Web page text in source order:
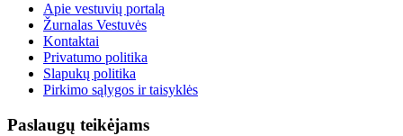
Apie vestuvių portalą
Žurnalas Vestuvės
Kontaktai
Privatumo politika
Slapukų politika
Pirkimo sąlygos ir taisyklės
Paslaugų teikėjams